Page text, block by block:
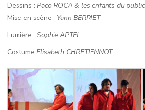
Dessins : Paco ROCA & les enfants du public
Mise en scène : Yann BERRIET
Lumière : Sophie APTEL
Costume Elisabeth CHRETIENNOT